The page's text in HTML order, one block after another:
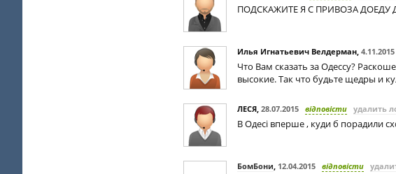
ПОДСКАЖИТЕ Я С ПРИВОЗА ДОЕДУ
Илья Игнатьевич Велдерман, 4.11.2015
Что Вам сказать за Одессу?
высокие. Так что будьте щедры и
ЛЕСЯ, 28.07.2015 відповісти удалить
В Одесі вперше , куди б порадили
БомБони, 12.04.2015 відповісти